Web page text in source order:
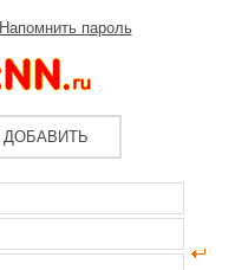
Напомнить пароль
ДОБАВИТЬ